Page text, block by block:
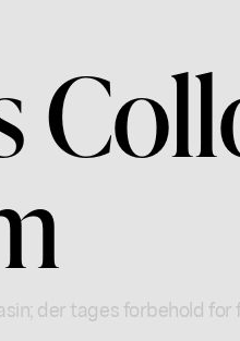
der tages forbehold for